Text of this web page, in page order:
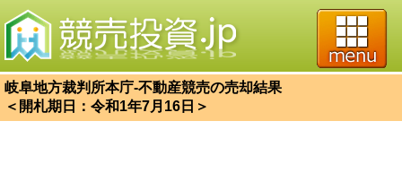
岐阜地方裁判所本庁-不動産競売の売却結果
＜開札期日：令和1年7月16日＞